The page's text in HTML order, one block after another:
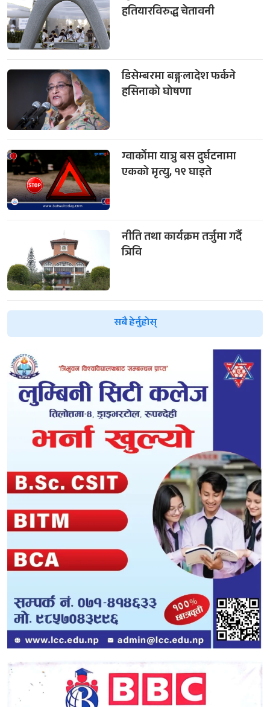
हतियारविरुद्ध चेतावनी
डिसेम्बरमा बङ्गलादेश फर्कने
हसिनाको घोषणा
ग्वार्कोमा यात्रु बस दुर्घटनामा
एकको मृत्यु, १९ घाइते
नीति तथा कार्यक्रम तर्जुमा गर्दै
त्रिवि
सबै हेर्नुहोस्